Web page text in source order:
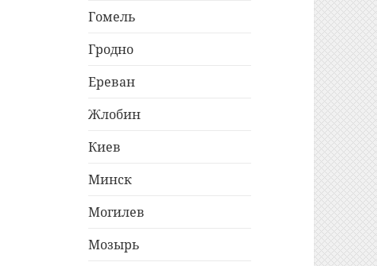
Гомель
Гродно
Ереван
Жлобин
Киев
Минск
Могилев
Мозырь